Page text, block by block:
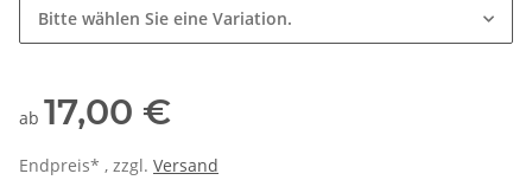
Bitte wählen Sie eine Variation.
ab 17,00 €
Endpreis* , zzgl. Versand